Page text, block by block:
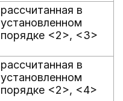
рассчитанная в
установленном
порядке <2>, <3>
рассчитанная в
установленном
порядке <2>, <4>